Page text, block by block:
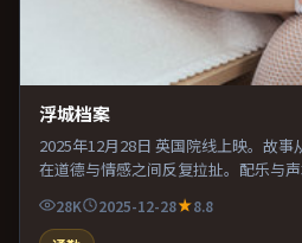
浮城档案
2025年12月28日 英国院线上映。故
在道德与情感之间反复拉扯。配乐与
众更易沉浸其中。既有类型片爽感，
俗。
28K 2025-12-28
8.8